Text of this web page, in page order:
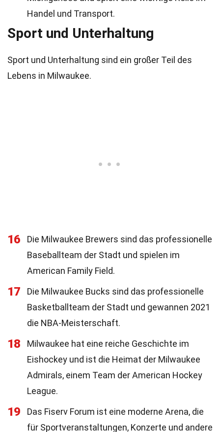
Handel und Transport.
Sport und Unterhaltung
Sport und Unterhaltung sind ein großer Teil des
Lebens in Milwaukee.
16
Die Milwaukee Brewers sind das professionelle
Baseballteam der Stadt und spielen im
American Family Field.
17
Die Milwaukee Bucks sind das professionelle
Basketballteam der Stadt und gewannen 2021
die NBA-Meisterschaft.
18
Milwaukee hat eine reiche Geschichte im
Eishockey und ist die Heimat der Milwaukee
Admirals, einem Team der American Hockey
League.
19
Das Fiserv Forum ist eine moderne Arena, die
für Sportveranstaltungen, Konzerte und andere